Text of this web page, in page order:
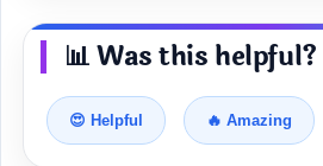
📊 Was this helpful?
😍 Helpful 🔥 Amazing